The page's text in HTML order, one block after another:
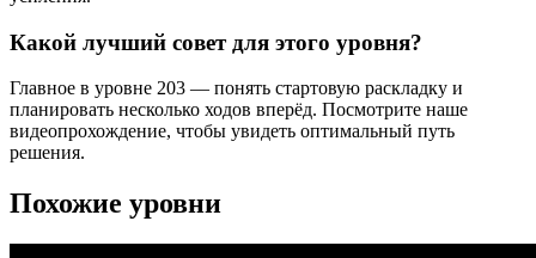
Какой лучший совет для этого уровня?
Главное в уровне 203 — понять стартовую раскладку и
планировать несколько ходов вперёд. Посмотрите наше
видеопрохождение, чтобы увидеть оптимальный путь
решения.
Похожие уровни